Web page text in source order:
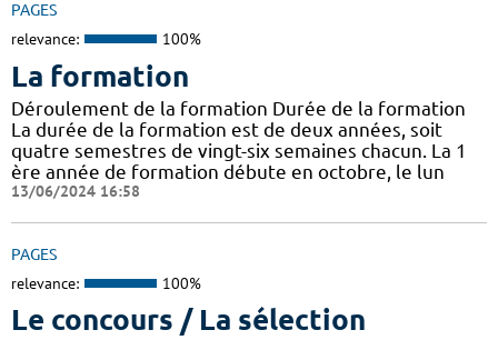
PAGES
relevance: 100%
La formation
Déroulement de la formation Durée de la formation
La durée de la formation est de deux années, soit
quatre semestres de vingt-six semaines chacun. La 1
ère année de formation débute en octobre, le lun
13/06/2024 16:58
PAGES
relevance: 100%
Le concours / La sélection